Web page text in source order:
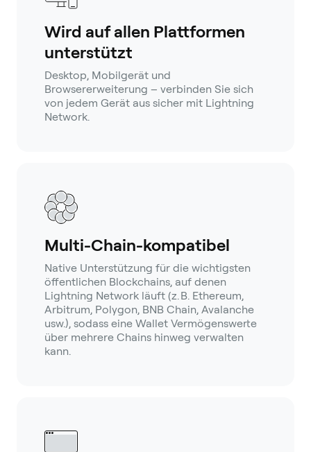
Wird auf allen Plattformen
unterstützt
Desktop, Mobilgerät und
Browsererweiterung – verbinden Sie sich
von jedem Gerät aus sicher mit Lightning
Network.
Multi-Chain-kompatibel
Native Unterstützung für die wichtigsten
öffentlichen Blockchains, auf denen
Lightning Network läuft (z. B. Ethereum,
Arbitrum, Polygon, BNB Chain, Avalanche
usw.), sodass eine Wallet Vermögenswerte
über mehrere Chains hinweg verwalten
kann.